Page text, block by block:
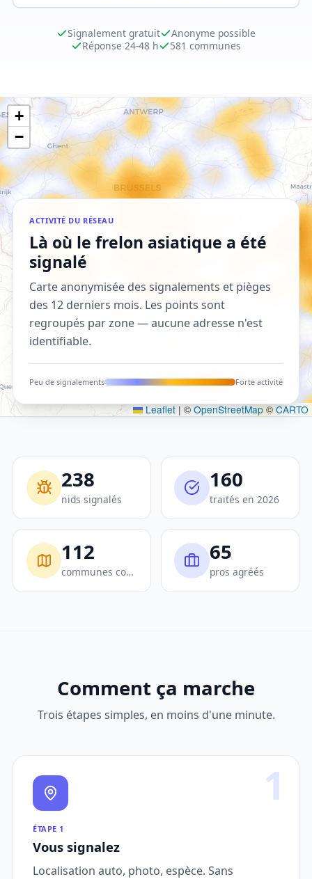
Signalement gratuit
Anonyme possible
Réponse 24-48 h
581 communes
+
−
Leaflet |© OpenStreetMap©CARTO
ACTIVITÉ DU RÉSEAU
Là où le frelon asiatique a été
signalé
Carte anonymisée des signalements et pièges
des 12 derniers mois. Les points sont
regroupés par zone — aucune adresse n'est
identifiable.
Peu de signalements Forte activité
238
nids signalés
160
traités en 2026
112
communes couvertes
65
pros agréés
Comment ça marche
Trois étapes simples, en moins d'une minute.
1
ÉTAPE 1
Vous signalez
Localisation auto, photo, espèce. Sans